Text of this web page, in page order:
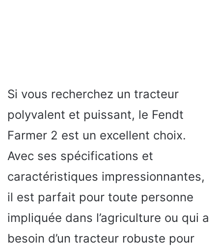
Si vous recherchez un tracteur
polyvalent et puissant, le Fendt
Farmer 2 est un excellent choix.
Avec ses spécifications et
caractéristiques impressionnantes,
il est parfait pour toute personne
impliquée dans l’agriculture ou qui a
besoin d’un tracteur robuste pour